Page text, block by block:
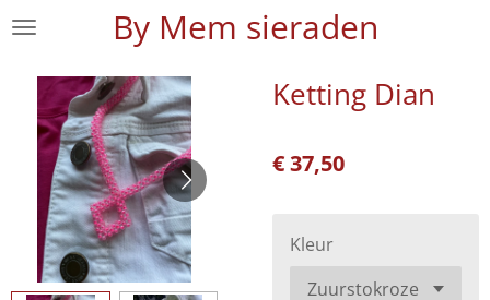
Ga
naar
hoofdinhoud
By Mem sieraden
Ketting Dian
€ 37,50
Kleur